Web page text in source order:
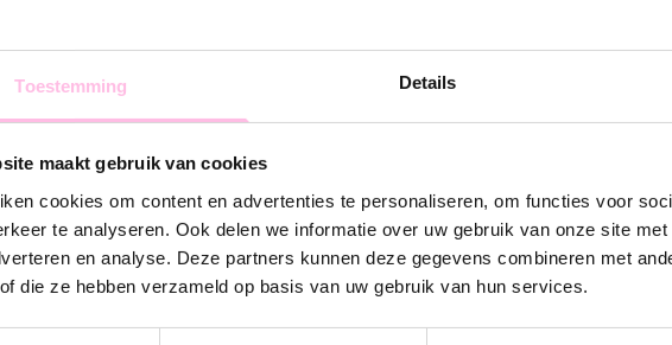
Toestemming Details
maakt gebruik van cookies
cookies om content en advertenties te personaliseren, om functies voor
te analyseren. Ook delen we informatie over uw gebruik van onze site
en analyse. Deze partners kunnen deze gegevens combineren met
die ze hebben verzameld op basis van uw gebruik van hun services.
Deze